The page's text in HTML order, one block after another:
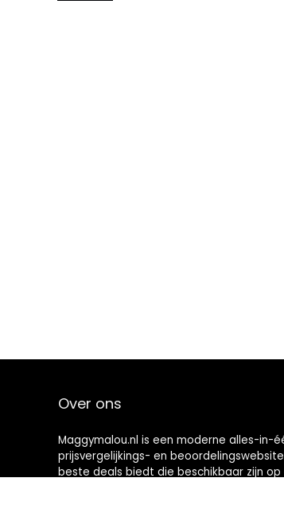
Over ons
Maggymalou.nl is een moderne alles-in-
prijsvergelijkings- en
beste deals biedt die beschikbaar zijn op